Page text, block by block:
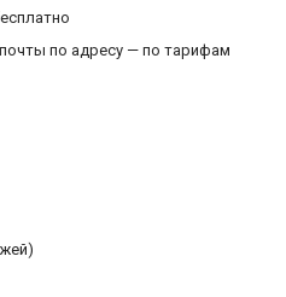
по адресу — по тарифам